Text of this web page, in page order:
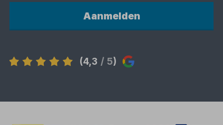
Aanmelden
(4,3 / 5)